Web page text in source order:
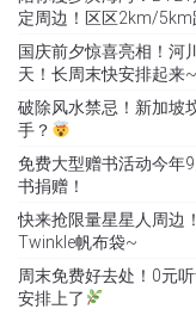
定周边！区区2km/
国庆前夕惊喜亮相！河
天！长周末快安排起来~
破除风水禁忌！新加坡
手？
免费大型赠书活动今年
书捐赠！
快来抢限量星星人周边
Twinkle帆布袋~
周末免费好去处！0元
安排上了